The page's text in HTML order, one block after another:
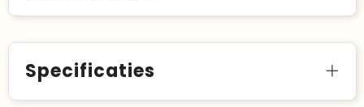
Specificaties